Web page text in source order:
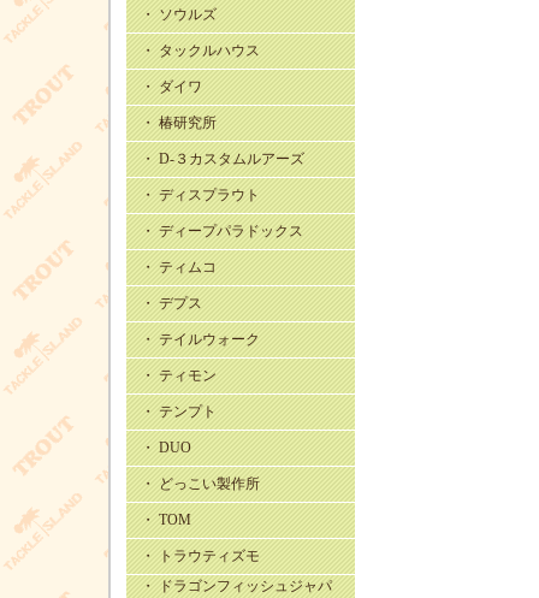
・ ソウルズ
・ タックルハウス
・ ダイワ
・ 椿研究所
・ D-３カスタムルアーズ
・ ディスプラウト
・ ディープパラドックス
・ ティムコ
・ デプス
・ テイルウォーク
・ ティモン
・ テンプト
・ DUO
・ どっこい製作所
・ TOM
・ トラウティズモ
・ ドラゴンフィッシュジャパ